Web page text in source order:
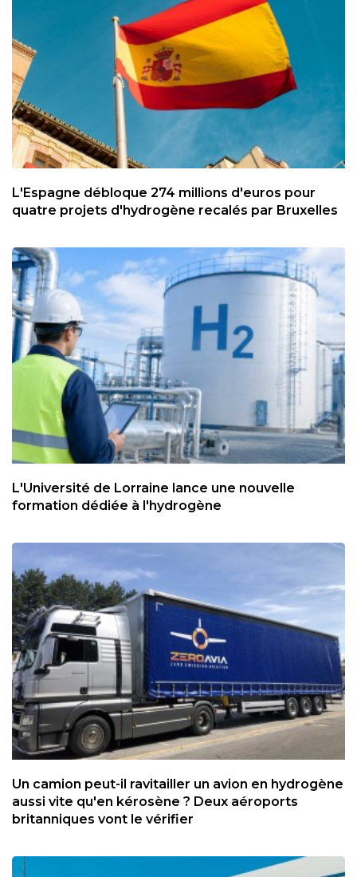
L'Espagne débloque 274 millions d'euros pour
quatre projets d'hydrogène recalés par Bruxelles
L'Université de Lorraine lance une nouvelle
formation dédiée à l'hydrogène
Un camion peut-il ravitailler un avion en hydrogène
aussi vite qu'en kérosène ? Deux aéroports
britanniques vont le vérifier